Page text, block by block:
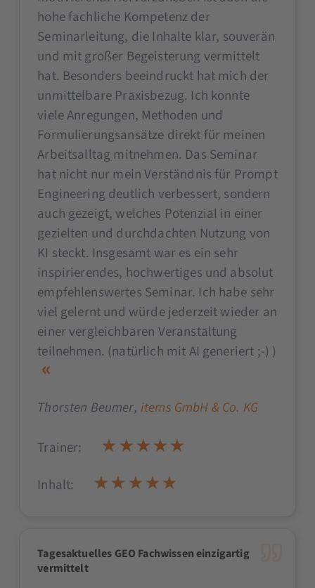
hohe fachliche Kompetenz der
Seminarleitung, die Inhalte klar, souverän
und mit großer Begeisterung vermittelt
hat. Besonders beeindruckt hat mich der
unmittelbare Praxisbezug. Ich konnte
viele Anregungen, Methoden und
Formulierungsansätze direkt für meinen
Arbeitsalltag mitnehmen. Das Seminar
hat nicht nur mein Verständnis für Prompt
Engineering deutlich verbessert, sondern
auch gezeigt, welches Potenzial in einer
gezielten und durchdachten Nutzung von
KI steckt. Insgesamt war es ein sehr
inspirierendes, hochwertiges und absolut
empfehlenswertes Seminar. Ich habe sehr
viel gelernt und würde jederzeit wieder an
einer vergleichbaren Veranstaltung
teilnehmen. (natürlich mit AI generiert ;-) )
Thorsten Beumer, items GmbH & Co. KG
Trainer:
Inhalt:
Tagesaktuelles GEO Fachwissen einzigartig
vermittelt